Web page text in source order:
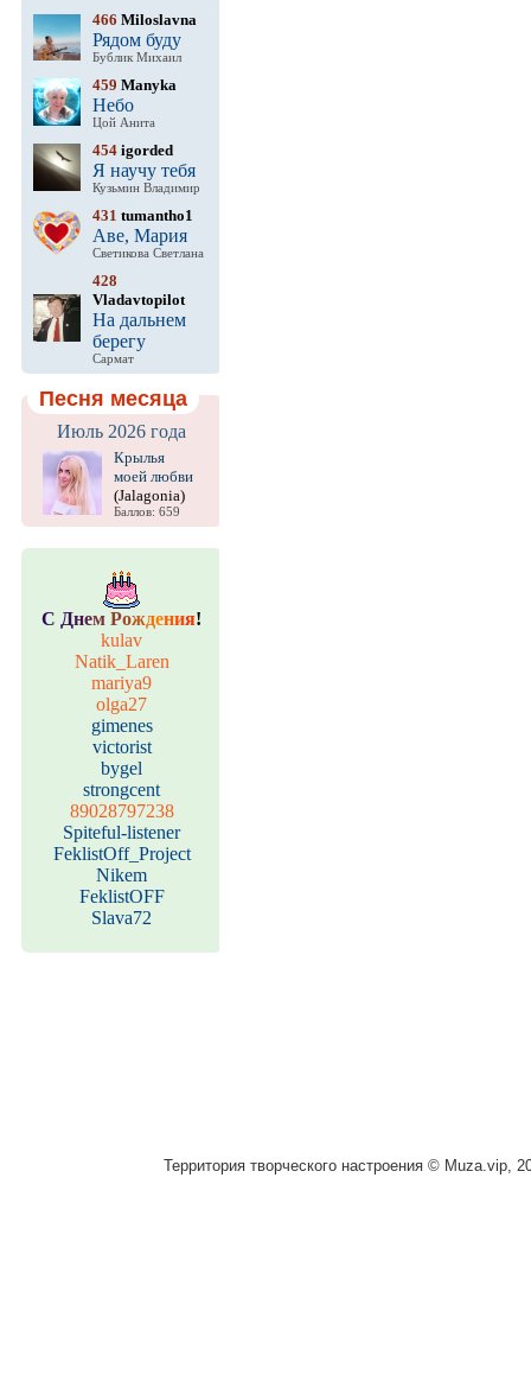
466 Miloslavna
Рядом буду
Бублик Михаил
459 Manyka
Небо
Цой Анита
454 igorded
Я научу тебя
Кузьмин Владимир
431 tumantho1
Аве, Мария
Светикова Светлана
428
Vladavtopilot
На дальнем
берегу
Сармат
Песня месяца
Июль 2026 года
Крылья
моей любви
(Jalagonia)
Баллов: 659
С Днем Рождения!
kulav
Natik_Laren
mariya9
olga27
gimenes
victorist
bygel
strongcent
89028797238
Spiteful-listener
FeklistOff_Project
Nikem
FeklistOFF
Slava72
Территория творческого настроения © Muza.vip,